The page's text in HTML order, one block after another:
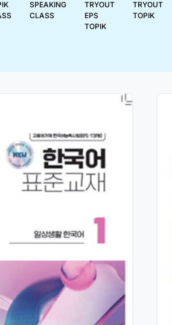
SPEAKING
CLASS
TRYOUT
EPS
TOPIK
TRYOUT
TOPIK